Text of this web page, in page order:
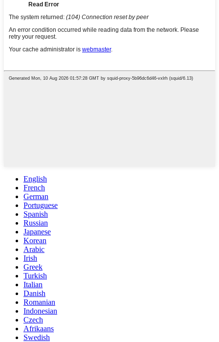
English
French
German
Portuguese
Spanish
Russian
Japanese
Korean
Arabic
Irish
Greek
Turkish
Italian
Danish
Romanian
Indonesian
Czech
Afrikaans
Swedish